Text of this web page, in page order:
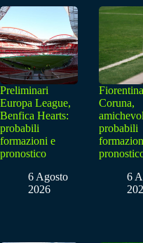
Preliminari
Europa League,
Benfica Hearts:
probabili
formazioni e
pronostico
6 Agosto
2026
Coruna,
probabili
6